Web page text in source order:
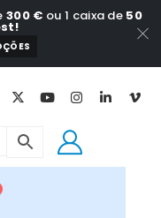
300 € ou 1 caixa de 50